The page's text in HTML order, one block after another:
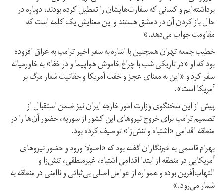
برداشته‌ایم و کسانی که سفارت‌هایشان را تعطیل کرده بودند، دوباره در
حال باز کردن آن در دمشق هستند و این معنایش یک کلمه است که
مقاومت جواب می‌دهد.»
خطیب جمعه تهران همچنین با اشاره به سفر اخیر ترامپ به عراق افزوده
بود که او «در تاریکی شب با چراغ خاموش هواپیما و در خفا» به خاورمیانه
سفر کرد و «این به معنای عجز و خفت آمریکا و حقانیت شعار مرگ بر
آمریکا است».
پیش از این سخنگوی وزارت امور خارجه ایران نیز ضمن استقبال از
تصمیم ترامپ برای خروج نیروهای این کشور از سوریه، حضور آن‌ها را در
منطقه اقدامی «اشتباه و تنش‌زا» توصیف کرده بود.
بهرام قاسمی به خبرنگاران گفته بود که «اصولا ورود و حضور نیروهای
آمریکایی در منطقه از ابتدا اقدامی اشتباه، غیرمنطقی، تنش‌زا و
التهاب‌آفرین بوده و همواره از عوامل اصلی بی‌ثباتی و ناامنی در منطقه به
شمار می‌رود.»